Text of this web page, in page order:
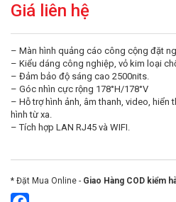
Giá liên hệ
– Màn hình quảng cáo công cộng đặt
– Kiểu dáng công nghiệp, vỏ kim loại
– Đảm bảo độ sáng cao 2500nits.
– Góc nhìn cực rộng 178°H/178°V
– Hỗ trợ hình ảnh, âm thanh, video, hiển
hình từ xa.
– Tích hợp LAN RJ45 và WIFI.
* Đặt Mua Online - Giao Hàng COD kiểm